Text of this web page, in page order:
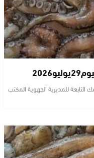
للمديرية الجهوية المكتب